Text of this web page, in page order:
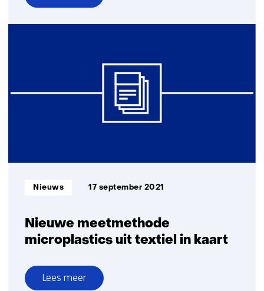
over
Onderzoek
soepen
Nieuwe meetmethode
microplastics uit textiel in kaart
Informatietype:
Nieuws 17 september 2021
Lees meer